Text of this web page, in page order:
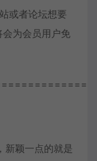
或者论坛想要
为会员用户免
新颖一点的就是